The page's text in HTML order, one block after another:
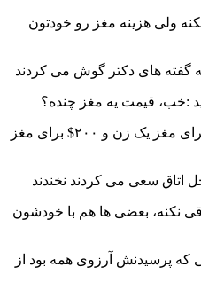
ولی هزینه مغز رو خودتون
گفته های دکتر گوش می کردند
:خب، قیمت یه مغز چنده؟
دکتر بلافاصله جواب داد :۵۰۰۰$ برای مغز یک زن و ۲۰۰$ برای مغز
اتاق سعی می کردند نخندند
نکنه، بعضی ها هم با خودشون
که پرسیدنش آرزوی همه بود از